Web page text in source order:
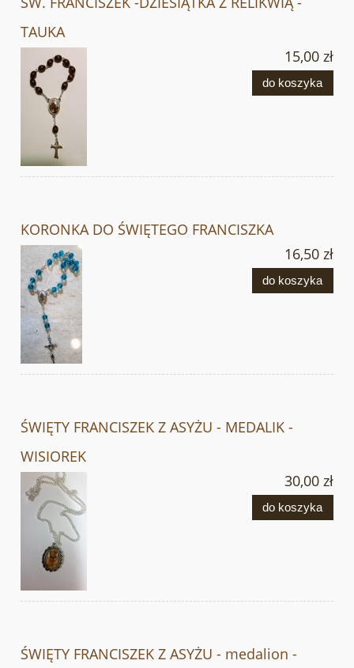
TAUKA
15,00 zł
do koszyka
KORONKA DO ŚWIĘTEGO FRANCISZKA
16,50 zł
do koszyka
ŚWIĘTY FRANCISZEK Z ASYŻU - MEDALIK -
WISIOREK
30,00 zł
do koszyka
ŚWIĘTY FRANCISZEK Z ASYŻU - medalion -